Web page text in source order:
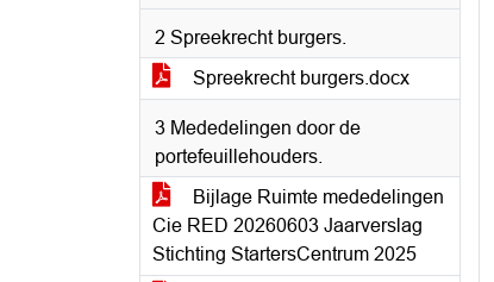
2 Spreekrecht burgers.
Spreekrecht burgers.docx
3 Mededelingen door de
portefeuillehouders.
Bijlage Ruimte mededelingen
Cie RED 20260603 Jaarverslag
Stichting StartersCentrum 2025